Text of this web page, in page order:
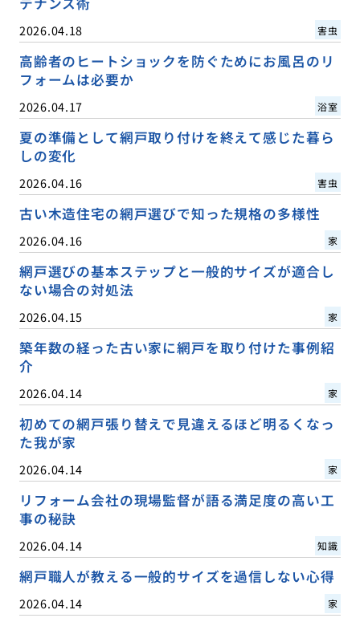
2026.04.18 害虫
高齢者のヒートショックを防ぐためにお風呂のリ
フォームは必要か
2026.04.17 浴室
夏の準備として網戸取り付けを終えて感じた暮ら
しの変化
2026.04.16 害虫
古い木造住宅の網戸選びで知った規格の多様性
2026.04.16 家
網戸選びの基本ステップと一般的サイズが適合し
ない場合の対処法
2026.04.15 家
築年数の経った古い家に網戸を取り付けた事例紹
介
2026.04.14 家
初めての網戸張り替えで見違えるほど明るくなっ
た我が家
2026.04.14 家
リフォーム会社の現場監督が語る満足度の高い工
事の秘訣
2026.04.14 知識
網戸職人が教える一般的サイズを過信しない心得
2026.04.14 家